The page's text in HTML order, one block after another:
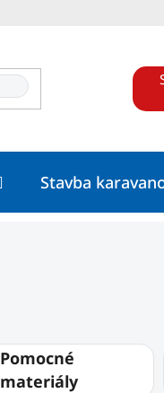
Stavba
Pomocné
materiály